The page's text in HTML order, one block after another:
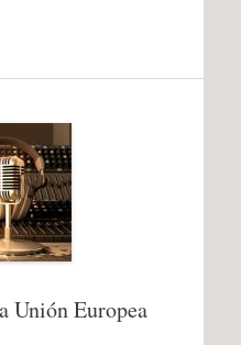
Unión Europea